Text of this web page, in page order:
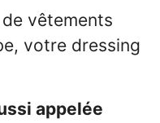
vêtements
votre dressing
appelée